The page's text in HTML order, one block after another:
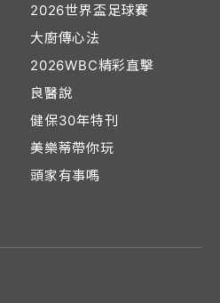
2026世界盃足球賽
大廚傳心法
2026WBC精彩直擊
良醫說
健保30年特刊
美樂蒂帶你玩
頭家有事嗎